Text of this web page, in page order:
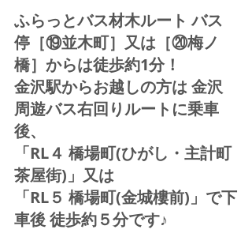
ふらっとバス材木ルート バス
停［⑲並木町］又は［⑳梅ノ
橋］からは徒歩約1分！
金沢駅からお越しの方は 金沢
周遊バス右回りルートに乗車
後、
「RL４ 橋場町(ひがし・主計町
茶屋街)」又は
「RL５ 橋場町(金城樓前)」で下
車後 徒歩約５分です♪